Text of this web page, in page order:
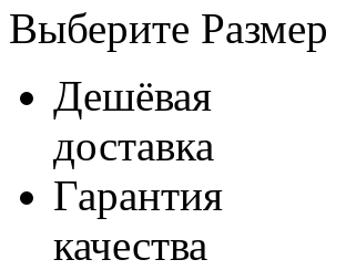
Выберите Размер
Дешёвая
доставка
Гарантия
качества